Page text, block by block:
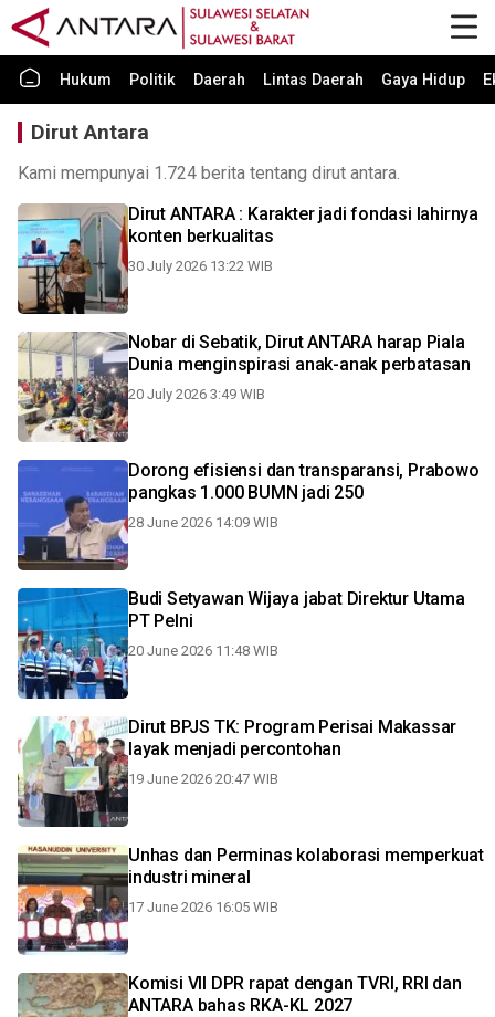
Hukum Politik Daerah Lintas Daerah Gaya Hidup
Dirut Antara
Kami mempunyai 1.724 berita tentang dirut antara.
Dirut ANTARA : Karakter jadi fondasi lahirnya
konten berkualitas
30 July 2026 13:22 WIB
Nobar di Sebatik, Dirut ANTARA harap Piala
Dunia menginspirasi anak-anak perbatasan
20 July 2026 3:49 WIB
Dorong efisiensi dan transparansi, Prabowo
pangkas 1.000 BUMN jadi 250
28 June 2026 14:09 WIB
Budi Setyawan Wijaya jabat Direktur Utama
PT Pelni
20 June 2026 11:48 WIB
Dirut BPJS TK: Program Perisai Makassar
layak menjadi percontohan
19 June 2026 20:47 WIB
Unhas dan Perminas kolaborasi memperkuat
industri mineral
17 June 2026 16:05 WIB
Komisi VII DPR rapat dengan TVRI, RRI dan
ANTARA bahas RKA-KL 2027